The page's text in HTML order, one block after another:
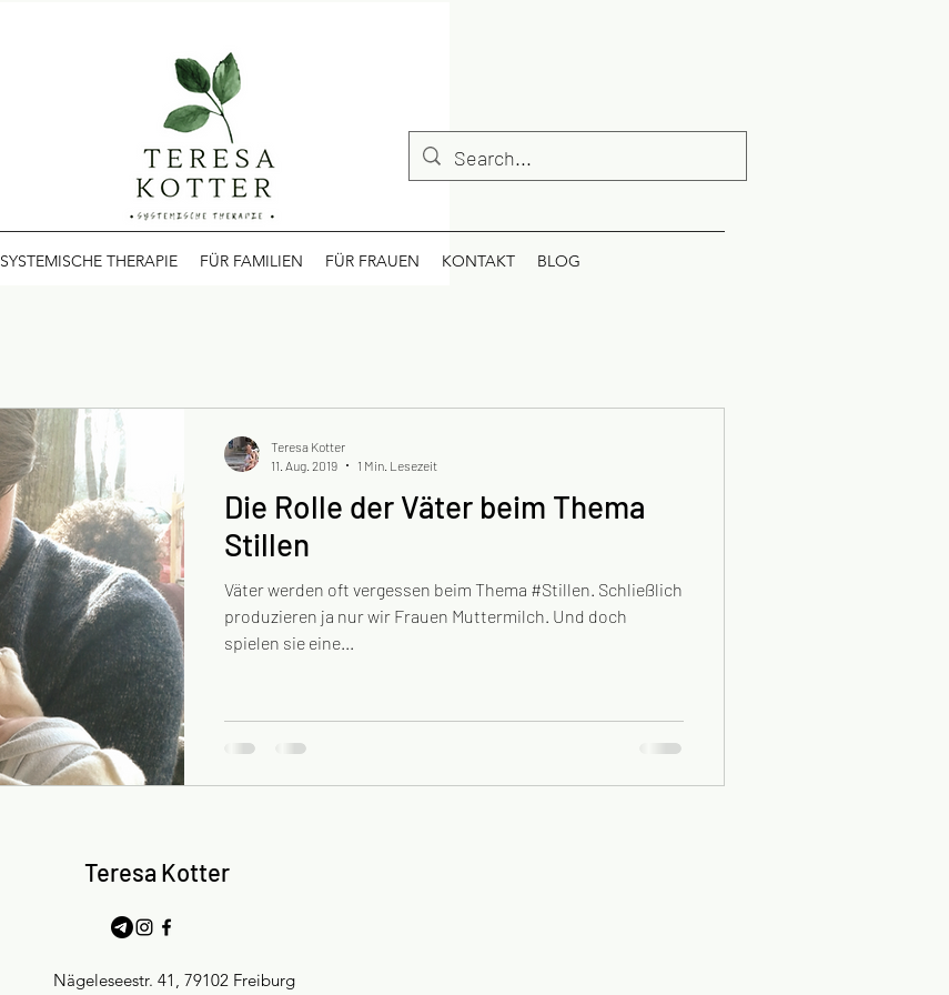
SYSTEMISCHE THERAPIE FÜR FAMILIEN FÜR FRAUEN KONTAKT BLOG
Die Rolle der Väter beim Thema
Stillen
Väter werden oft vergessen beim Thema #Stillen. Schließlich
produzieren ja nur wir Frauen Muttermilch. Und doch
spielen sie eine...
Teresa Kotter
11. Aug. 2019
1 Min. Lesezeit
Teresa Kotter
Nägeleseestr. 41, 79102 Freiburg